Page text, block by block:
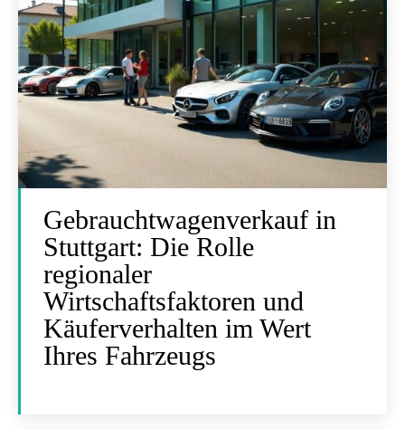
Gebrauchtwagenverkauf in
Stuttgart: Die Rolle
regionaler
Wirtschaftsfaktoren und
Käuferverhalten im Wert
Ihres Fahrzeugs